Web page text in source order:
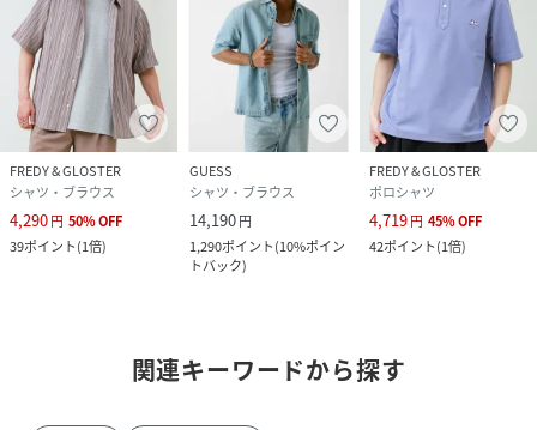
FREDY & GLOSTER
シャツ・ブラウス
4,290円 50%OFF
39ポイント(1倍)
GUESS
シャツ・ブラウス
14,190円
1,290ポイント(10%ポイン
トバック)
FREDY & GLOSTER
ポロシャツ
4,719円 45%OFF
42ポイント(1倍)
関連キーワードから探す